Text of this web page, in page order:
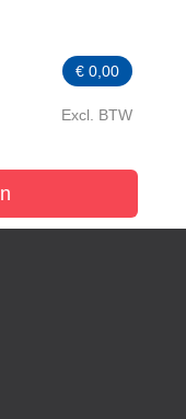
€ 0,00
Excl. BTW